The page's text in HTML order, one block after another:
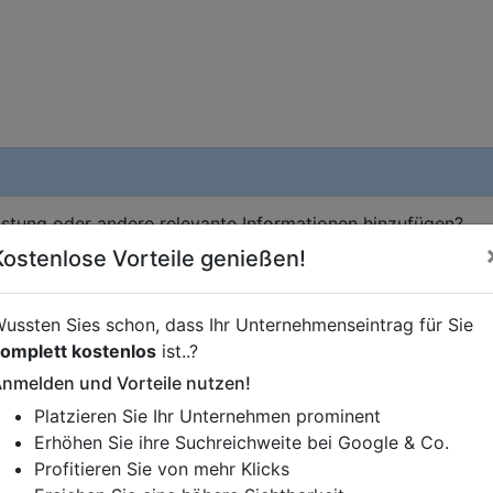
oder andere relevante Informationen hinzufügen?
Gerne erweitern wir Ihren Firmeneintrag um
Ihren Wettbewerbern abheben.
inWien
Vorteile genießen!
Sies schon, dass Ihr Unternehmenseintrag für Sie
kostenlos ist..?
und Vorteile nutzen!
Platzieren Sie Ihr Unternehmen prominent
Erhöhen Sie ihre Suchreichweite bei Google & Co.
Profitieren Sie von mehr Klicks